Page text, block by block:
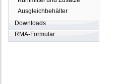
Ausgleichbehälter
Downloads
RMA-Formular